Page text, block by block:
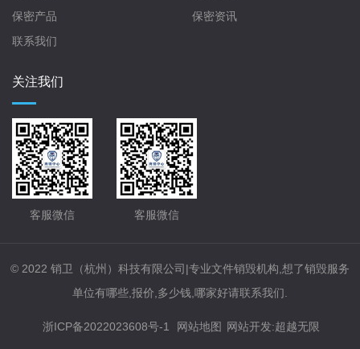
保密产品
保密资讯
联系我们
关注我们
客服微信 客服微信
© 2022 销卫（杭州）科技有限公司|专业文件销毁机构,想了销毁服务
单位有哪些,报价,多少钱,哪家好请联系我们.
浙ICP备2022023608号-1 网站地图 网站开发:超越无限